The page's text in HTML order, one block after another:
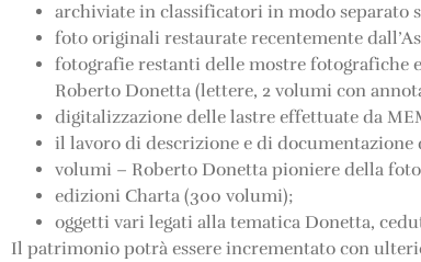
archiviate in classificatori in modo separato
foto originali restaurate recentemente
fotografie restanti delle mostre fotografiche
Roberto Donetta (lettere, 2 volumi con
digitalizzazione delle lastre effettuate da
il lavoro di descrizione e di
volumi – Roberto Donetta pioniere della
edizioni Charta (300 volumi);
oggetti vari legati alla tematica Donetta,
Il patrimonio potrà essere incrementato con